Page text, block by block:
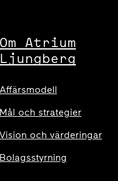
Om Atrium
Ljungberg
Affärsmodell
Mål och strategier
Vision och värderingar
Bolagsstyrning